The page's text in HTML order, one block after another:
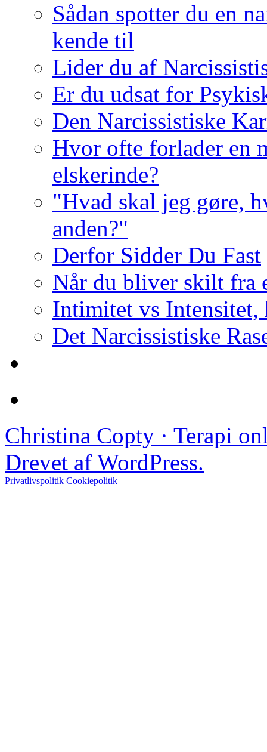
Sådan spotter du en
kende til
Lider du af
Er du udsat for
Den Narcissistiske
Hvor ofte forlader en
elskerinde?
"Hvad skal jeg gøre,
anden?"
Derfor Sidder Du Fast
Når du bliver skilt fra
Intimitet vs Intensitet,
Det Narcissistiske
Christina Copty · Terapi
Drevet af WordPress.
Privatlivspolitik Cookiepolitik